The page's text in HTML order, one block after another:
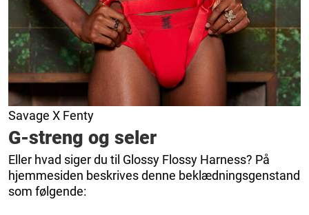
Savage X Fenty
G-streng og seler
Eller hvad siger du til Glossy Flossy Harness? På
hjemmesiden beskrives denne beklædningsgenstand
som følgende: